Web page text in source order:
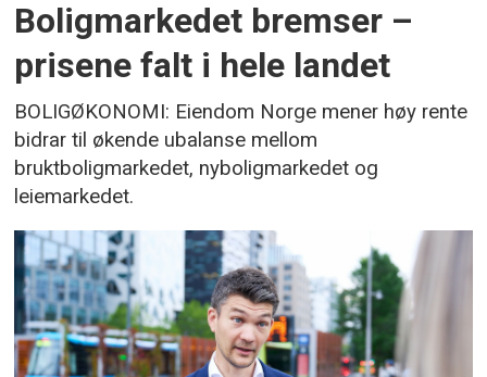
Boligmarkedet bremser –
prisene falt i hele landet
BOLIGØKONOMI: Eiendom Norge mener høy rente
bidrar til økende ubalanse mellom
bruktboligmarkedet, nyboligmarkedet og
leiemarkedet.